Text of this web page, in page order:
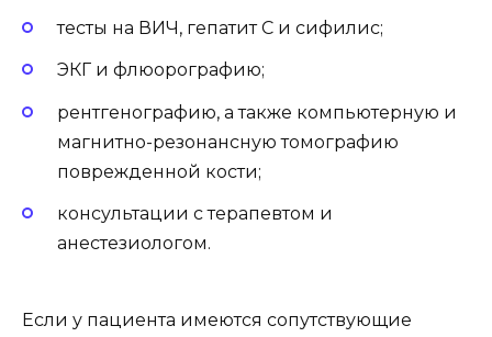
тесты на ВИЧ, гепатит С и сифилис;
ЭКГ и флюорографию;
рентгенографию, а также компьютерную и
магнитно-резонансную томографию
поврежденной кости;
консультации с терапевтом и
анестезиологом.
Если у пациента имеются сопутствующие